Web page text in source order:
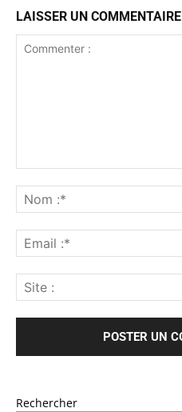
LAISSER UN COMMENTAIRE
Rechercher